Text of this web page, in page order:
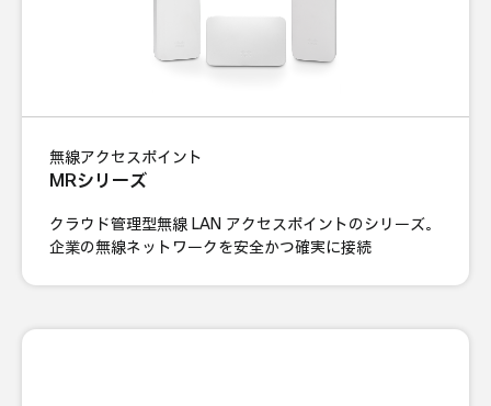
無線アクセスポイント
MRシリーズ
クラウド管理型無線 LAN アクセスポイントのシリーズ。
企業の無線ネットワークを安全かつ確実に接続